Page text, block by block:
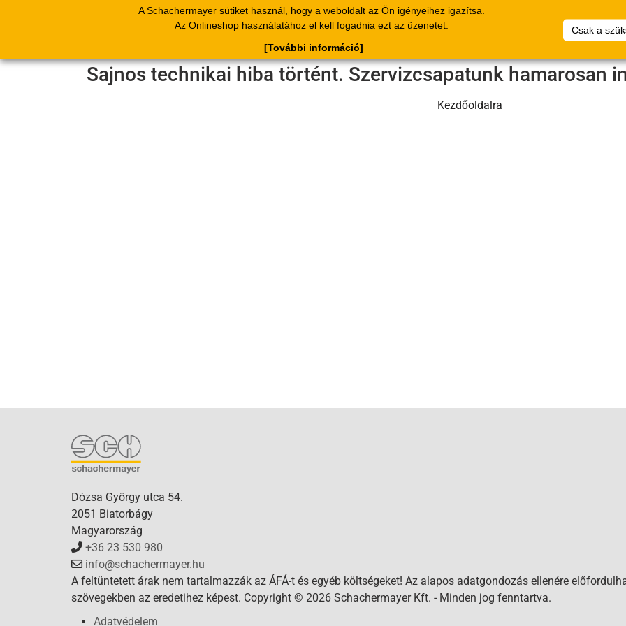
A Schachermayer sütiket használ, hogy a weboldalt az Ön igényeihez igazítsa.
Az Onlineshop használatához el kell fogadnia ezt az üzenetet.
Csak a
[További információ]
Termékek Katalógus Bizonylat Vállalat
Saját
Dokumentumok
Sajnos technikai hiba történt. Szervizcsapatunk hamarosan
Kezdőoldalra
Dózsa György utca 54.
2051 Biatorbágy
Magyarország
+36 23 530 980
info@schachermayer.hu
A feltüntetett árak nem tartalmazzák az ÁFÁ-t és egyéb költségeket! Az alapos adatgondozás ellenére
szövegekben az eredetihez képest. Copyright © 2026 Schachermayer Kft. - Minden jog fenntartva.
Adatvédelem